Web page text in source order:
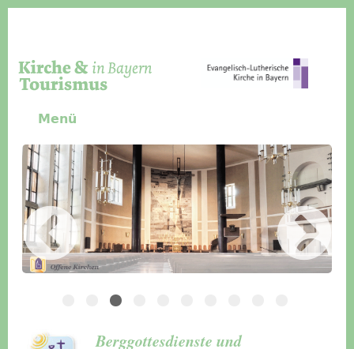
Menü
Slider Icon
Bild
Häuser für Gruppen
Berggottesdienste und